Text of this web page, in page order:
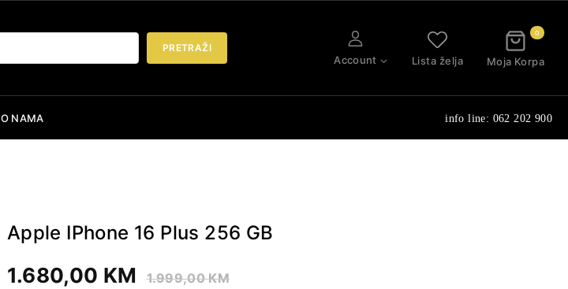
PRETRAŽI
Account Lista želja
0
Moja Korpa
O NAMA info line: 062 202 900
Apple IPhone 16 Plus 256 GB
1.680,00 KM 1.999,00KM